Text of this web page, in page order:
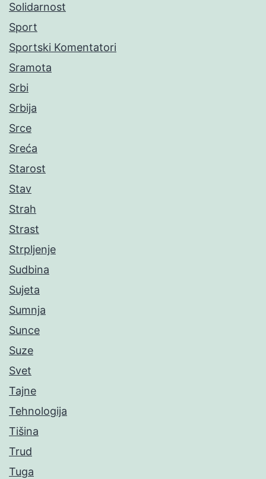
Solidarnost
Sport
Sportski Komentatori
Sramota
Srbi
Srbija
Srce
Sreća
Starost
Stav
Strah
Strast
Strpljenje
Sudbina
Sujeta
Sumnja
Sunce
Suze
Svet
Tajne
Tehnologija
Tišina
Trud
Tuga